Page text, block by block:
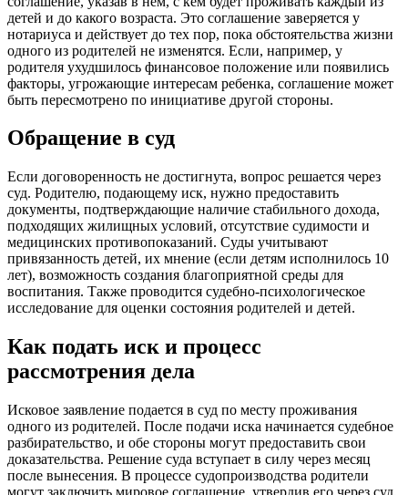
детей и до какого возраста. Это соглашение заверяется у
нотариуса и действует до тех пор, пока обстоятельства жизни
одного из родителей не изменятся. Если, например, у
родителя ухудшилось финансовое положение или появились
факторы, угрожающие интересам ребенка, соглашение может
быть пересмотрено по инициативе другой стороны.
Обращение в суд
Если договоренность не достигнута, вопрос решается через
суд. Родителю, подающему иск, нужно предоставить
документы, подтверждающие наличие стабильного дохода,
подходящих жилищных условий, отсутствие судимости и
медицинских противопоказаний. Суды учитывают
привязанность детей, их мнение (если детям исполнилось 10
лет), возможность создания благоприятной среды для
воспитания. Также проводится судебно-психологическое
исследование для оценки состояния родителей и детей.
Как подать иск и процесс
рассмотрения дела
Исковое заявление подается в суд по месту проживания
одного из родителей. После подачи иска начинается судебное
разбирательство, и обе стороны могут предоставить свои
доказательства. Решение суда вступает в силу через месяц
после вынесения. В процессе судопроизводства родители